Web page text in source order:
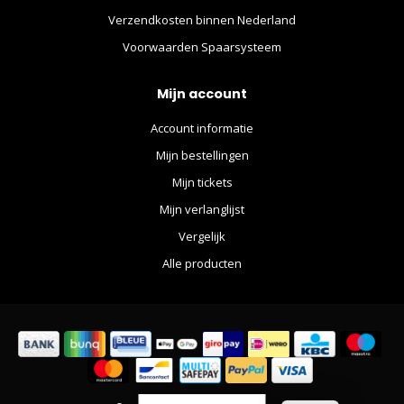
Verzendkosten binnen Nederland
Voorwaarden Spaarsysteem
Mijn account
Account informatie
Mijn bestellingen
Mijn tickets
Mijn verlanglijst
Vergelijk
Alle producten